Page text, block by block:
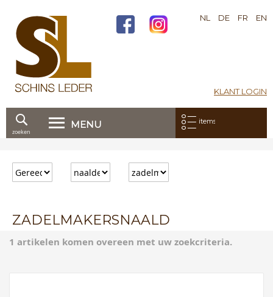
KLANT LOGIN
NL DE FR EN
MENU Mijn bestelling:
items
door
naar
zoeken
ZADELMAKERSNAALD
1 artikelen komen overeen met uw zoekcriteria.